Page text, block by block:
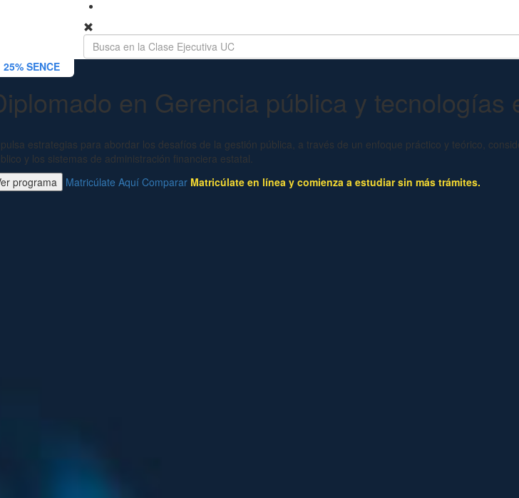
25% SENCE
en Gerencia pública y tecnologías
estrategias para abordar los desafíos de la gestión pública, a través de un enfoque práctico y teórico,
y los sistemas de administración financiera estatal.
programa
Matricúlate Aquí Comparar Matricúlate en línea y comienza a estudiar sin más trámites.